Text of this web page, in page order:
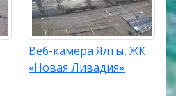
Веб-камера Ялты, ЖК
«Новая Ливадия»